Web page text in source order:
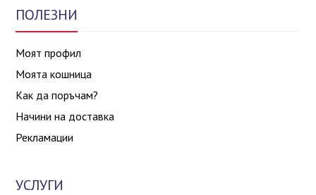
ПОЛЕЗНИ
Моят профил
Моята кошница
Как да поръчам?
Начини на доставка
Рекламации
УСЛУГИ